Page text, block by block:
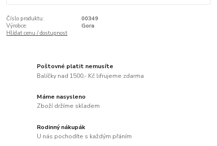
Číslo produktu:
00349
Výrobce:
Gora
Hlídat cenu / dostupnost
Poštovné platit nemusíte
Balíčky nad 1500,- Kč lifrujeme zdarma
Máme nasysleno
Zboží držíme skladem
Rodinný nákupák
U nás pochodíte s každým přáním